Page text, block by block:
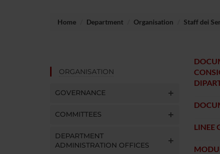
Home Department Organisation Staff dei
ORGANISATION
GOVERNANCE
COMMITTEES
DEPARTMENT
ADMINISTRATION OFFICES
LINEE